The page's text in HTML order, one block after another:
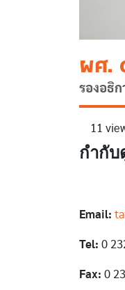
ผศ.
รองอธิ
11
กำกับ
Email:
Tel: 0
Fax: 0